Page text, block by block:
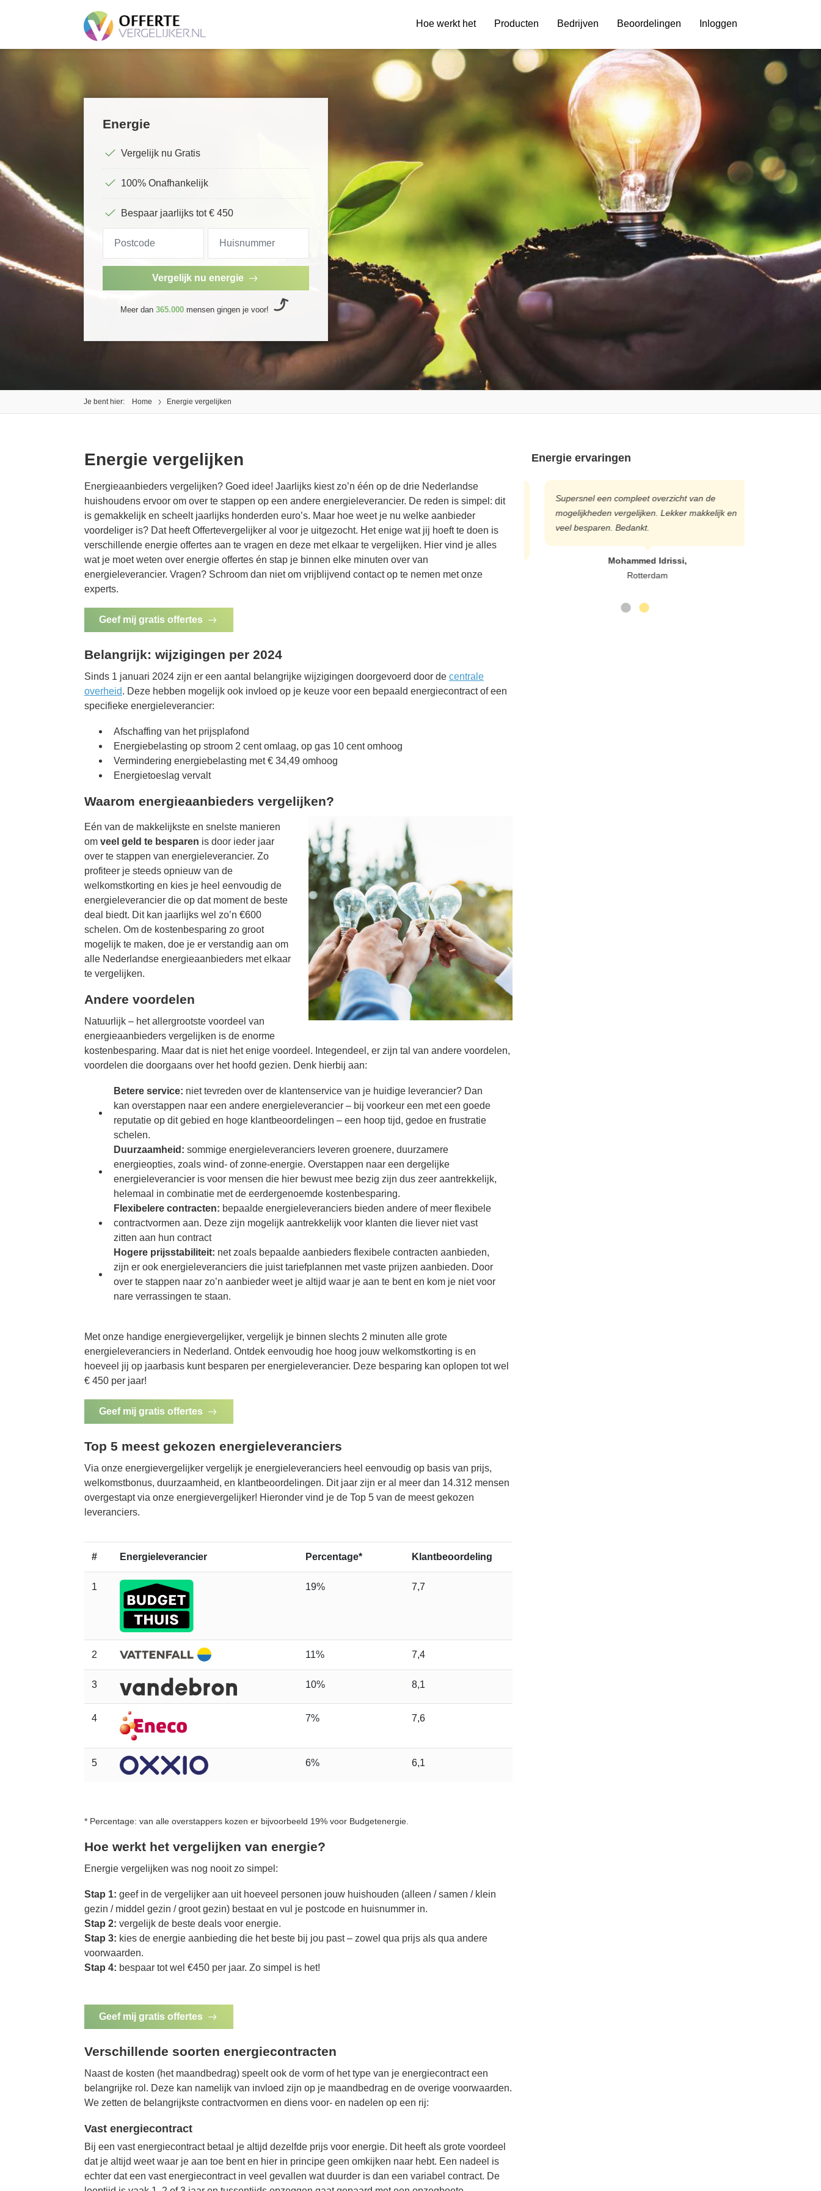
Hoe werkt het Producten Bedrijven Beoordelingen Inloggen
Energie
Vergelijk nu Gratis
100% Onafhankelijk
Bespaar jaarlijks tot € 450
Vergelijk nu energie
Meer dan 365.000mensen gingen je voor!
Je bent hier: Home Energie vergelijken
Energie vergelijken
Energieaanbieders vergelijken? Goed idee! Jaarlijks kiest zo’n één op de drie Nederlandse
huishoudens ervoor om over te stappen op een andere energieleverancier. De reden is simpel: dit
is gemakkelijk en scheelt jaarlijks honderden euro’s. Maar hoe weet je nu welke aanbieder
voordeliger is? Dat heeft Offertevergelijker al voor je uitgezocht. Het enige wat jij hoeft te doen is
verschillende energie offertes aan te vragen en deze met elkaar te vergelijken. Hier vind je alles
wat je moet weten over energie offertes én stap je binnen elke minuten over van
energieleverancier. Vragen? Schroom dan niet om vrijblijvend contact op te nemen met onze
experts.
Geef mij gratis offertes
Belangrijk: wijzigingen per 2024
Sinds 1 januari 2024 zijn er een aantal belangrijke wijzigingen doorgevoerd door de centrale
overheid. Deze hebben mogelijk ook invloed op je keuze voor een bepaald energiecontract of een
specifieke energieleverancier:
Afschaffing van het prijsplafond
Energiebelasting op stroom 2 cent omlaag, op gas 10 cent omhoog
Vermindering energiebelasting met € 34,49 omhoog
Energietoeslag vervalt
Waarom energieaanbieders vergelijken?
Eén van de makkelijkste en snelste manieren
om veel geld te besparen is door ieder jaar
over te stappen van energieleverancier. Zo
profiteer je steeds opnieuw van de
welkomstkorting en kies je heel eenvoudig de
energieleverancier die op dat moment de beste
deal biedt. Dit kan jaarlijks wel zo’n €600
schelen. Om de kostenbesparing zo groot
mogelijk te maken, doe je er verstandig aan om
alle Nederlandse energieaanbieders met elkaar
te vergelijken.
Andere voordelen
Natuurlijk – het allergrootste voordeel van
energieaanbieders vergelijken is de enorme
kostenbesparing. Maar dat is niet het enige voordeel. Integendeel, er zijn tal van andere voordelen,
voordelen die doorgaans over het hoofd gezien. Denk hierbij aan:
Betere service: niet tevreden over de klantenservice van je huidige leverancier? Dan
kan overstappen naar een andere energieleverancier – bij voorkeur een met een goede
reputatie op dit gebied en hoge klantbeoordelingen – een hoop tijd, gedoe en frustratie
schelen.
Duurzaamheid: sommige energieleveranciers leveren groenere, duurzamere
energieopties, zoals wind- of zonne-energie. Overstappen naar een dergelijke
energieleverancier is voor mensen die hier bewust mee bezig zijn dus zeer aantrekkelijk,
helemaal in combinatie met de eerdergenoemde kostenbesparing.
Flexibelere contracten: bepaalde energieleveranciers bieden andere of meer flexibele
contractvormen aan. Deze zijn mogelijk aantrekkelijk voor klanten die liever niet vast
zitten aan hun contract
Hogere prijsstabiliteit: net zoals bepaalde aanbieders flexibele contracten aanbieden,
zijn er ook energieleveranciers die juist tariefplannen met vaste prijzen aanbieden. Door
over te stappen naar zo’n aanbieder weet je altijd waar je aan te bent en kom je niet voor
nare verrassingen te staan.
Met onze handige energievergelijker, vergelijk je binnen slechts 2 minuten alle grote
energieleveranciers in Nederland. Ontdek eenvoudig hoe hoog jouw welkomstkorting is en
hoeveel jij op jaarbasis kunt besparen per energieleverancier. Deze besparing kan oplopen tot wel
€ 450 per jaar!
Geef mij gratis offertes
Top 5 meest gekozen energieleveranciers
Via onze energievergelijker vergelijk je energieleveranciers heel eenvoudig op basis van prijs,
welkomstbonus, duurzaamheid, en klantbeoordelingen. Dit jaar zijn er al meer dan 14.312 mensen
overgestapt via onze energievergelijker! Hieronder vind je de Top 5 van de meest gekozen
leveranciers.
# Energieleverancier Percentage* Klantbeoordeling
1 19% 7,7
2 11% 7,4
3 10% 8,1
4 7% 7,6
5 6% 6,1
* Percentage: van alle overstappers kozen er bijvoorbeeld 19% voor Budgetenergie.
Hoe werkt het vergelijken van energie?
Energie vergelijken was nog nooit zo simpel:
Stap 1: geef in de vergelijker aan uit hoeveel personen jouw huishouden (alleen / samen / klein
gezin / middel gezin / groot gezin) bestaat en vul je postcode en huisnummer in.
Stap 2: vergelijk de beste deals voor energie.
Stap 3: kies de energie aanbieding die het beste bij jou past – zowel qua prijs als qua andere
voorwaarden.
Stap 4: bespaar tot wel €450 per jaar. Zo simpel is het!
Geef mij gratis offertes
Verschillende soorten energiecontracten
Naast de kosten (het maandbedrag) speelt ook de vorm of het type van je energiecontract een
belangrijke rol. Deze kan namelijk van invloed zijn op je maandbedrag en de overige voorwaarden.
We zetten de belangrijkste contractvormen en diens voor- en nadelen op een rij:
Vast energiecontract
Bij een vast energiecontract betaal je altijd dezelfde prijs voor energie. Dit heeft als grote voordeel
dat je altijd weet waar je aan toe bent en hier in principe geen omkijken naar hebt. Een nadeel is
echter dat een vast energiecontract in veel gevallen wat duurder is dan een variabel contract. De
Energie ervaringen
Supersnel een compleet overzicht van de
mogelijkheden vergelijken. Lekker makkelijk en
veel besparen. Bedankt.
Mohammed Idrissi,
Rotterdam
Ik zat al mijn halve leven bij essent. Tot ik eens
wat ging vergelijken en zag dat het 23 euro per
maand goedkoper kon. Scheelt een hoop op
jaarbasis!
Rinie van Poppen,
Supersnel een compleet overzicht van de
mogelijkheden vergelijken. Lekker makkelijk en
veel besparen. Bedankt.
Mohammed Idrissi,
Rotterdam